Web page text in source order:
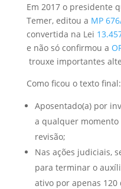
Em 2017 o presidente
Temer, editou a MP
convertida na Lei
e não só confirmou a
trouxe importantes
Como ficou o texto final:
Aposentado(a) por
a qualquer
revisão;
Nas ações judiciais,
para terminar o
ativo por apenas